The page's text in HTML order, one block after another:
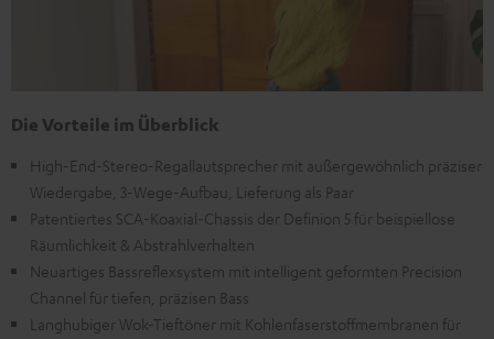
Die Vorteile im Überblick
High-End-Stereo-Regallautsprecher mit außergewöhnlich präziser
Wiedergabe, 3-Wege-Aufbau, Lieferung als Paar
Patentiertes SCA-Koaxial-Chassis der Definion 5 für beispiellose
Räumlichkeit & Abstrahlverhalten
Neuartiges Bassreflexsystem mit intelligent geformten Precision
Channel für tiefen, präzisen Bass
Langhubiger Wok-Tieftöner mit Kohlenfaserstoffmembranen für